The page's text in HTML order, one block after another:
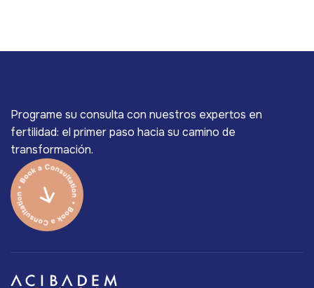
Programe su consulta con nuestros expertos en
fertilidad: el primer paso hacia su camino de
transformación.